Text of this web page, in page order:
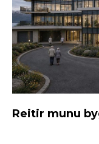
Reitir munu